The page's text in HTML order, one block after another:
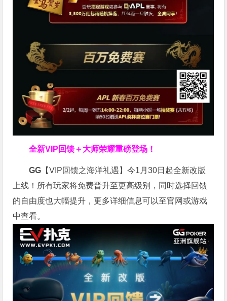
全新VIP回馈＋大师荣耀重磅登场！
GG 【VIP回馈之海洋礼遇】今1月30日起全新改版
上线！所有玩家将免费晋升至更高级别，同时选择回馈
的自由度也大幅提升，更多详细信息可以至官网或游戏
中查看。